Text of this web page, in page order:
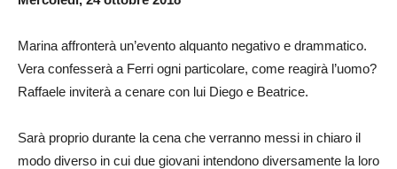
Marina affronterà un’evento alquanto negativo e drammatico.
Vera confesserà a Ferri ogni particolare, come reagirà l’uomo?
Raffaele inviterà a cenare con lui Diego e Beatrice.
Sarà proprio durante la cena che verranno messi in chiaro il
modo diverso in cui due giovani intendono diversamente la loro